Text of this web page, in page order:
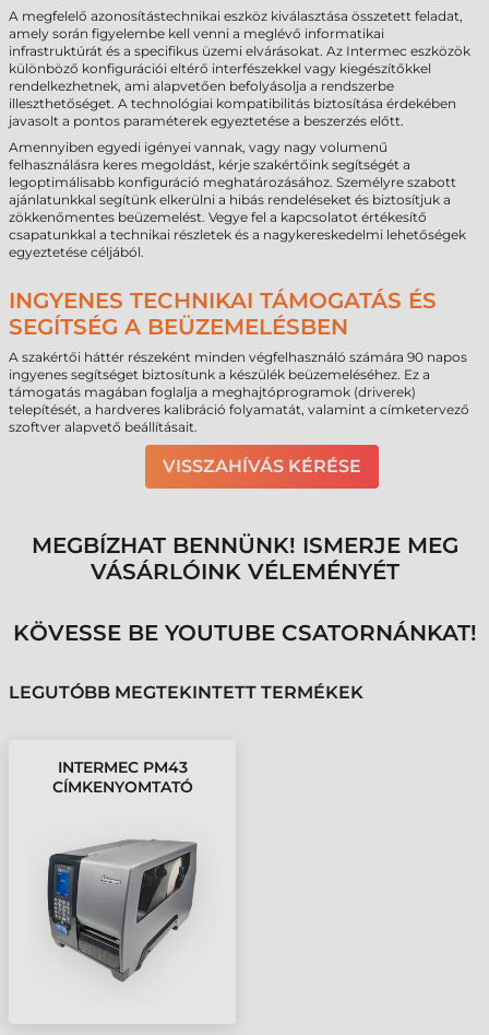
A megfelelő azonosítástechnikai eszköz kiválasztása összetett feladat,
amely során figyelembe kell venni a meglévő informatikai
infrastruktúrát és a specifikus üzemi elvárásokat. Az Intermec eszközök
különböző konfigurációi eltérő interfészekkel vagy kiegészítőkkel
rendelkezhetnek, ami alapvetően befolyásolja a rendszerbe
illeszthetőséget. A technológiai kompatibilitás biztosítása érdekében
javasolt a pontos paraméterek egyeztetése a beszerzés előtt.
Amennyiben egyedi igényei vannak, vagy nagy volumenű
felhasználásra keres megoldást, kérje szakértőink segítségét a
legoptimálisabb konfiguráció meghatározásához. Személyre szabott
ajánlatunkkal segítünk elkerülni a hibás rendeléseket és biztosítjuk a
zökkenőmentes beüzemelést. Vegye fel a kapcsolatot értékesítő
csapatunkkal a technikai részletek és a nagykereskedelmi lehetőségek
egyeztetése céljából.
INGYENES TECHNIKAI TÁMOGATÁS ÉS
SEGÍTSÉG A BEÜZEMELÉSBEN
A szakértői háttér részeként minden végfelhasználó számára 90 napos
ingyenes segítséget biztosítunk a készülék beüzemeléséhez. Ez a
támogatás magában foglalja a meghajtóprogramok (driverek)
telepítését, a hardveres kalibráció folyamatát, valamint a címketervező
szoftver alapvető beállításait.
VISSZAHÍVÁS KÉRÉSE
MEGBÍZHAT BENNÜNK! ISMERJE MEG
VÁSÁRLÓINK VÉLEMÉNYÉT
KÖVESSE BE YOUTUBE CSATORNÁNKAT!
LEGUTÓBB MEGTEKINTETT TERMÉKEK
INTERMEC PM43
CÍMKENYOMTATÓ